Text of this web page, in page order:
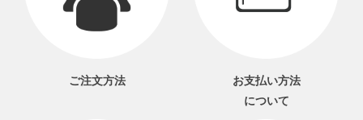
ご注文方法
お支払い方法
について